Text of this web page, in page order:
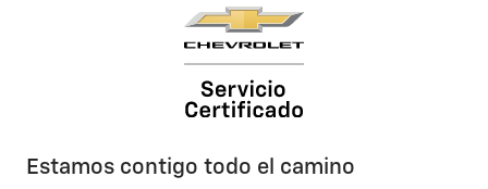
Estamos contigo todo el camino